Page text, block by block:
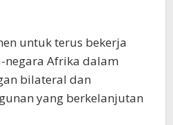
untuk terus bekerja
negara Afrika dalam
bilateral dan
yang berkelanjutan